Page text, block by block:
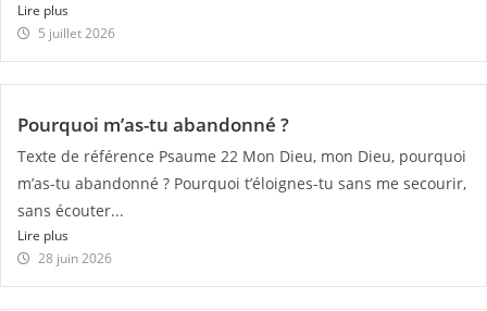
Lire plus
5 juillet 2026
Pourquoi m’as-tu abandonné ?
Texte de référence Psaume 22 Mon Dieu, mon Dieu, pourquoi
m’as-tu abandonné ? Pourquoi t’éloignes-tu sans me secourir,
sans écouter...
Lire plus
28 juin 2026